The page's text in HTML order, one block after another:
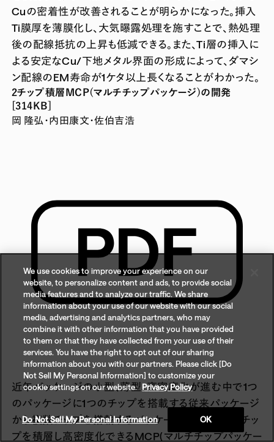
Cuの密着性が改善されることが明らかになった。挿入
Ti膜厚を薄膜化し、大気曝露処理を施すことで、熱処理
後の配線抵抗の上昇も低減できる。また、Ti層の挿入に
よる安定なCu/下地メタル界面の形成によって、ダマシ
ン配線のEM寿命が1ケタ以上長くなることがわかった。
2チップ積層MCP(マルチチップパッケージ)の開発
[314KB]
岡 隆弘・内田康文・佐伯吉浩
近年パッケージの小型、薄型、高密度化が進む中で1つ
のパッケージに1つのチップを搭載する従来パッケージ
から複数チップを搭載するパッケージ、特に上下にチッ
プを積層し高密度化できるMCP(マルチチップパッケー
We use cookies to improve your experience on our
website, to personalize content and ads, to provide social
media features and to analyze our traffic. We share
information about your use of our website with our social
media, advertising and analytics partners, who may
combine it with other information that you have provided
to them or that they have collected from your use of their
services. You have the right to opt out of our sharing
information about you with our partners. Please click [Do
Not Sell My Personal Information] to customize your
cookie settings on our website. Privacy Policy
Do Not Sell My Personal Information OK